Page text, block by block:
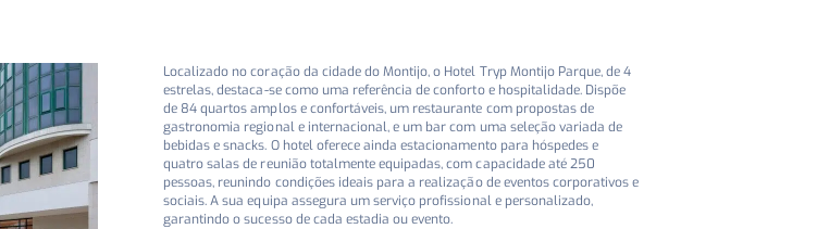
Localizado no coração da cidade do Montijo, o Hotel Tryp Montijo Parque, de 4
estrelas, destaca-se como uma referência de conforto e hospitalidade. Dispõe
de 84 quartos amplos e confortáveis, um restaurante com propostas de
gastronomia regional e internacional, e um bar com uma seleção variada de
bebidas e snacks. O hotel oferece ainda estacionamento para hóspedes e
quatro salas de reunião totalmente equipadas, com capacidade até 250
pessoas, reunindo condições ideais para a realização de eventos corporativos e
sociais. A sua equipa assegura um serviço profissional e personalizado,
garantindo o sucesso de cada estadia ou evento.